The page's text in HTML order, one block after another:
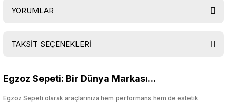
YORUMLAR
TAKSİT SEÇENEKLERİ
Egzoz Sepeti: Bir Dünya Markası...
Egzoz Sepeti olarak araçlarınıza hem performans hem de estetik